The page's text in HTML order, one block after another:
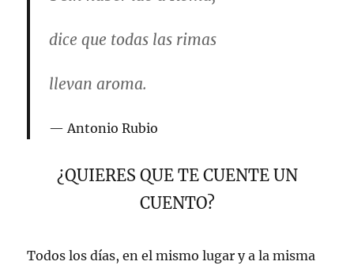
dice que todas las rimas
llevan aroma.
Antonio Rubio
¿QUIERES QUE TE CUENTE UN
CUENTO?
Todos los días, en el mismo lugar y a la misma